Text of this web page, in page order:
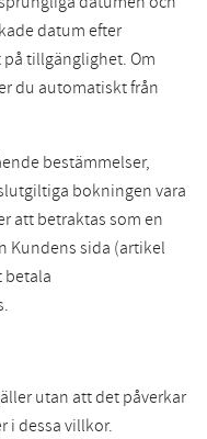
datum efter
tillgänglighet. Om
du automatiskt från
bestämmelser,
bokningen vara
att betraktas som en
Kundens sida (artikel
betala
utan att det påverkar
i dessa villkor.